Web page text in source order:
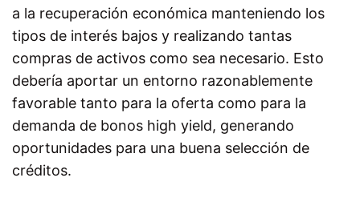
a la recuperación económica manteniendo los
tipos de interés bajos y realizando tantas
compras de activos como sea necesario. Esto
debería aportar un entorno razonablemente
favorable tanto para la oferta como para la
demanda de bonos high yield, generando
oportunidades para una buena selección de
créditos.